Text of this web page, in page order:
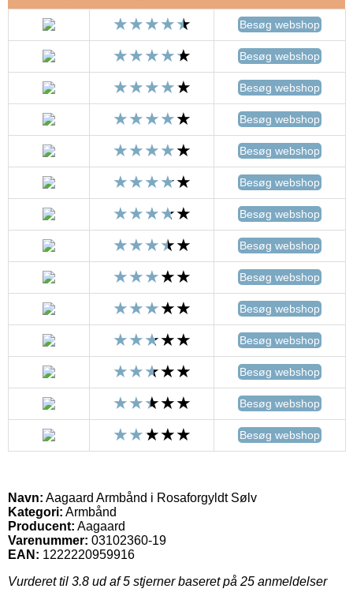
Besøg webshop
Besøg webshop
Besøg webshop
Besøg webshop
Besøg webshop
Besøg webshop
Besøg webshop
Besøg webshop
Besøg webshop
Besøg webshop
Besøg webshop
Besøg webshop
Besøg webshop
Besøg webshop
Navn: Aagaard Armbånd i Rosaforgyldt Sølv
Kategori: Armbånd
Producent: Aagaard
Varenummer: 03102360-19
EAN: 1222220959916
Vurderet til 3.8 ud af 5 stjerner baseret på 25 anmeldelser